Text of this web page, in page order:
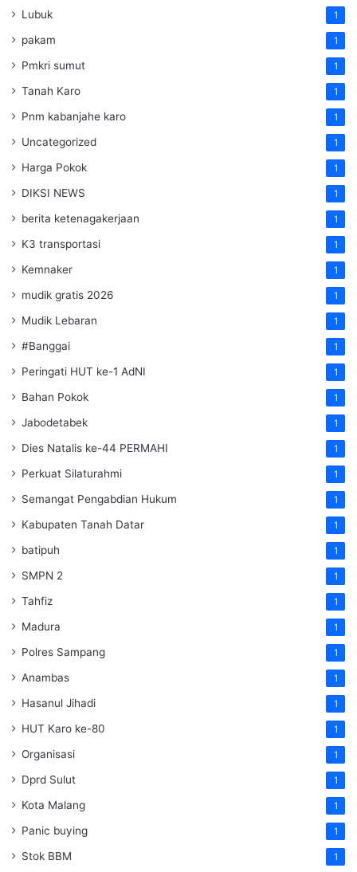
Lubuk 1
pakam 1
Pmkri sumut 1
Tanah Karo 1
Pnm kabanjahe karo 1
Uncategorized 1
Harga Pokok 1
DIKSI NEWS 1
berita ketenagakerjaan 1
K3 transportasi 1
Kemnaker 1
mudik gratis 2026 1
Mudik Lebaran 1
#Banggai 1
Peringati HUT ke-1 AdNI 1
Bahan Pokok 1
Jabodetabek 1
Dies Natalis ke-44 PERMAHI 1
Perkuat Silaturahmi 1
Semangat Pengabdian Hukum 1
Kabupaten Tanah Datar 1
batipuh 1
SMPN 2 1
Tahfiz 1
Madura 1
Polres Sampang 1
Anambas 1
Hasanul Jihadi 1
HUT Karo ke-80 1
Organisasi 1
Dprd Sulut 1
Kota Malang 1
Panic buying 1
Stok BBM 1